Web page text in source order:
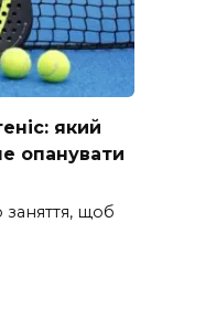
який
опанувати
заняття, щоб